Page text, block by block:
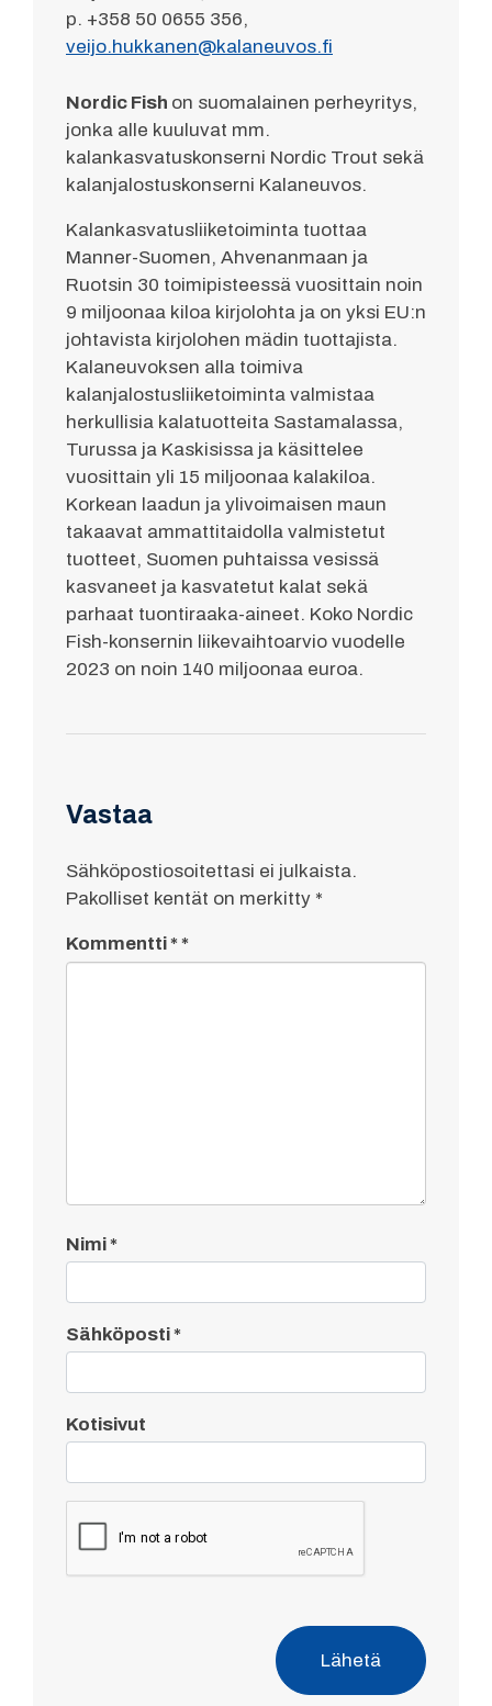
p. +358 50 0655 356,
veijo.hukkanen@kalaneuvos.fi
Nordic Fish on suomalainen perheyritys,
jonka alle kuuluvat mm.
kalankasvatuskonserni Nordic Trout sekä
kalanjalostuskonserni Kalaneuvos.
Kalankasvatusliiketoiminta tuottaa
Manner-Suomen, Ahvenanmaan ja
Ruotsin 30 toimipisteessä vuosittain noin
9 miljoonaa kiloa kirjolohta ja on yksi EU:n
johtavista kirjolohen mädin tuottajista.
Kalaneuvoksen alla toimiva
kalanjalostusliiketoiminta valmistaa
herkullisia kalatuotteita Sastamalassa,
Turussa ja Kaskisissa ja käsittelee
vuosittain yli 15 miljoonaa kalakiloa.
Korkean laadun ja ylivoimaisen maun
takaavat ammattitaidolla valmistetut
tuotteet, Suomen puhtaissa vesissä
kasvaneet ja kasvatetut kalat sekä
parhaat tuontiraaka-aineet. Koko Nordic
Fish-konsernin liikevaihtoarvio vuodelle
2023 on noin 140 miljoonaa euroa.
Vastaa
Sähköpostiosoitettasi ei julkaista.
Pakolliset kentät on merkitty *
Kommentti*
Nimi*
Sähköposti*
Kotisivut
Lähetä